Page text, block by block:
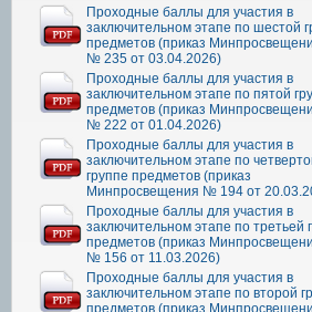
Проходные баллы для участия в
заключительном этапе по шестой
предметов (приказ
№ 235 от 03.04.2026)
Проходные баллы для участия в
заключительном этапе по пятой
предметов (приказ
№ 222 от 01.04.2026)
Проходные баллы для участия в
заключительном этапе по
группе предметов (приказ
Минпросвещения № 194 от
Проходные баллы для участия в
заключительном этапе по третьей
предметов (приказ
№ 156 от 11.03.2026)
Проходные баллы для участия в
заключительном этапе по второй
предметов (приказ